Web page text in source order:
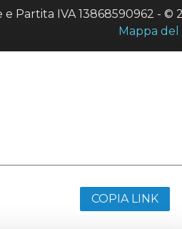
Partita IVA 13868590962 - ©
Mappa del
COPIA LINK